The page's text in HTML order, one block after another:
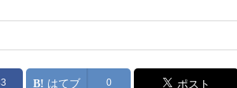
はてブ 0 ポスト